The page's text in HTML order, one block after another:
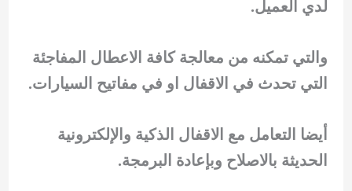
لدي العميل.
والتي تمكنه من معالجة كافة الاعطال المفاجئة
التي تحدث في الاقفال او في مفاتيح السيارات.
أيضا التعامل مع الاقفال الذكية والإلكترونية
الحديثة بالاصلاح وبإعادة البرمجة.